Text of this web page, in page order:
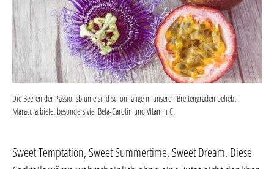
Die Beeren der Passionsblume sind schon lange in unseren Breitengraden beliebt.
Maracuja bietet besonders viel Beta-Carotin und Vitamin C.
Sweet Temptation, Sweet Summertime, Sweet Dream. Diese